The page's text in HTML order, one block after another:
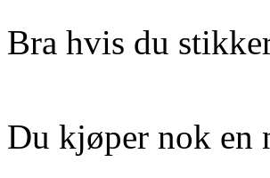
Bra hvis du
Du kjøper nok en